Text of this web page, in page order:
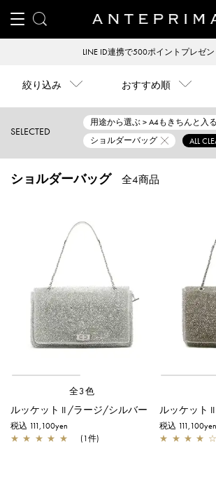
LINE ID連携で500ポイントプレゼン
絞り込み おすすめ順
SELECTED
用途から選ぶ > A4もきちんと入
ショルダーバッグ
ALL
ショルダーバッグ 全4商品
全3色
ルッケット II /ラージ/シルバー
税込 111,100yen
★ ★ ★ ★ ★ (1件)
税込 111,100yen
★ ★ ★ ★ ☆